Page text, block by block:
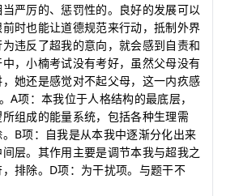
严厉的、惩罚性的。良好的发展可以
时也能让道德规范来行动，抵制外界
违反了超我的意向，就会感到自责和
，小楠考试没有考好，虽然父母没有
她还是感觉对不起父母，这一内疚感
A项：本我位于人格结构的最底层，
组成的能量系统，包括各种生理需
B项：自我是从本我中逐渐分化出来
层。其作用主要是调节本我与超我之
排除。 D项：为干扰项。与题干不